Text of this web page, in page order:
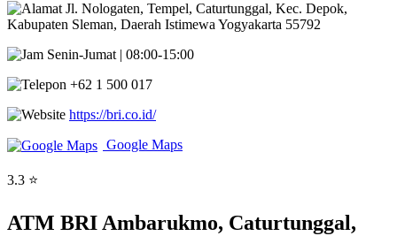
Jl. Nologaten, Tempel, Caturtunggal, Kec. Depok,
Kabupaten Sleman, Daerah Istimewa Yogyakarta 55792
Senin-Jumat | 08:00-15:00
+62 1 500 017
https://bri.co.id/
Google Maps
3.3 ⭐
ATM BRI Ambarukmo, Caturtunggal,